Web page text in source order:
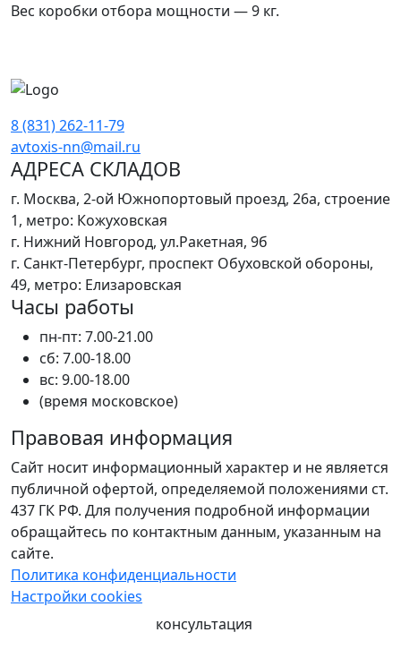
Вес коробки отбора мощности — 9 кг.
8 (831) 262-11-79
avtoxis-nn@mail.ru
АДРЕСА СКЛАДОВ
г. Москва, 2-ой Южнопортовый проезд, 26а, строение
1, метро: Кожуховская
г. Нижний Новгород, ул.Ракетная, 9б
г. Санкт-Петербург, проспект Обуховской обороны,
49, метро: Елизаровская
Часы работы
пн-пт: 7.00-21.00
сб: 7.00-18.00
вс: 9.00-18.00
(время московское)
Правовая информация
Сайт носит информационный характер и не является
публичной офертой, определяемой положениями ст.
437 ГК РФ. Для получения подробной информации
обращайтесь по контактным данным, указанным на
сайте.
Политика конфиденциальности
Настройки cookies
консультация